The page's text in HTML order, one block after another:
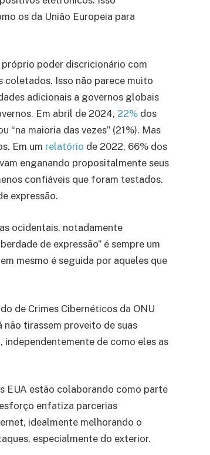
os da União Europeia para
poder discricionário com
coletados. Isso não parece muito
adicionais a governos globais
Em abril de 2024, 22% dos
“na maioria das vezes” (21%). Mas
Em um relatório de 2022, 66% dos
enganando propositalmente seus
confiáveis que foram testados.
expressão.
ocidentais, notadamente
de expressão” é sempre um
mesmo é seguida por aqueles que
de Crimes Cibernéticos da ONU
tirassem proveito de suas
de como eles as
EUA estão colaborando como parte
enfatiza parcerias
idealmente melhorando o
especialmente do exterior.